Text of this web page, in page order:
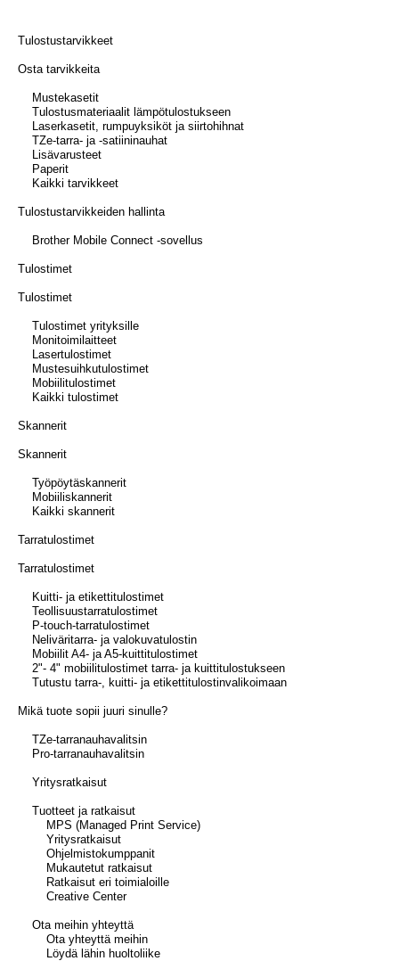
Tulostustarvikkeet
Osta tarvikkeita
Mustekasetit
Tulostusmateriaalit lämpötulostukseen
Laserkasetit, rumpuyksiköt ja siirtohihnat​
TZe-tarra- ja -satiininauhat
Lisävarusteet
Paperit
Kaikki tarvikkeet
Tulostustarvikkeiden hallinta
Brother Mobile Connect -sovellus
Tulostimet
Tulostimet
Tulostimet yrityksille
Monitoimilaitteet
Lasertulostimet
Mustesuihkutulostimet
Mobiilitulostimet
Kaikki tulostimet
Skannerit
Skannerit
Työpöytäskannerit
Mobiiliskannerit
Kaikki skannerit
Tarratulostimet
Tarratulostimet
Kuitti- ja etikettitulostimet
Teollisuustarratulostimet
P-touch-tarratulostimet
Neliväritarra- ja valokuvatulostin
Mobiilit A4- ja A5-kuittitulostimet
2"- 4" mobiilitulostimet tarra- ja kuittitulostukseen
Tutustu tarra-, kuitti- ja etikettitulostinvalikoimaan
Mikä tuote sopii juuri sinulle?
TZe-tarranauhavalitsin
Pro-tarranauhavalitsin
Yritysratkaisut
Tuotteet ja ratkaisut
MPS (Managed Print Service)
Yritysratkaisut
Ohjelmistokumppanit
Mukautetut ratkaisut
Ratkaisut eri toimialoille
Creative Center
Ota meihin yhteyttä
Ota yhteyttä meihin
Löydä lähin huoltoliike